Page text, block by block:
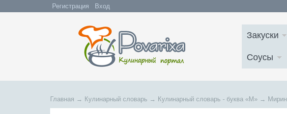
Регистрация Вход
Закуски
Соусы
Главная → Кулинарный словарь → Кулинарный словарь - буква «М» → Мирин